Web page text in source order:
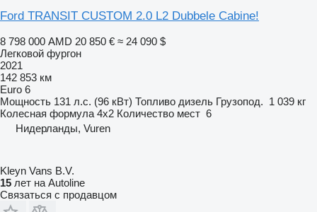
Ford TRANSIT CUSTOM 2.0 L2 Dubbele Cabine!
8 798 000 AMD 20 850 € ≈ 24 090 $
Легковой фургон
2021
142 853 км
Euro 6
Мощность 131 л.с. (96 кВт) Топливо дизель Грузопод. 1 039 кг
Колесная формула 4x2 Количество мест 6
Нидерланды, Vuren
Kleyn Vans B.V.
15 лет на Autoline
Связаться с продавцом